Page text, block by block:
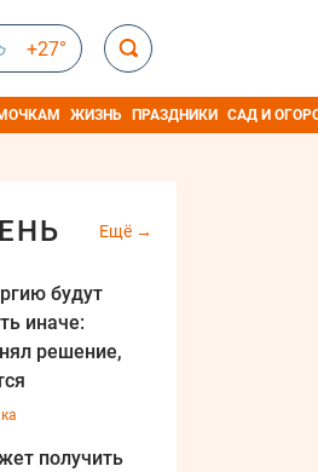
+27°
ЖИЗНЬ ПРАЗДНИКИ САД И
Ещё
будут
иначе:
решение,
получить